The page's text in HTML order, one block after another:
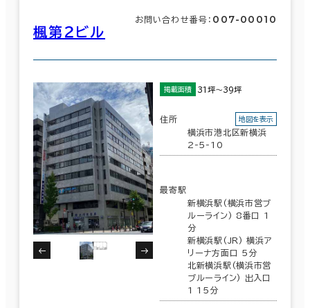
楓第２ビル
お問い合わせ番号： 007-00010
掲載面積 31坪～39坪
住所
横浜市港北区新横浜
2-5-10
地図を表示
最寄駅
新横浜駅(横浜市営ブ
ルーライン) 8番口 1
分
新横浜駅(JR) 横浜ア
リーナ方面口 5分
北新横浜駅(横浜市営
ブルーライン) 出入口
1 15分